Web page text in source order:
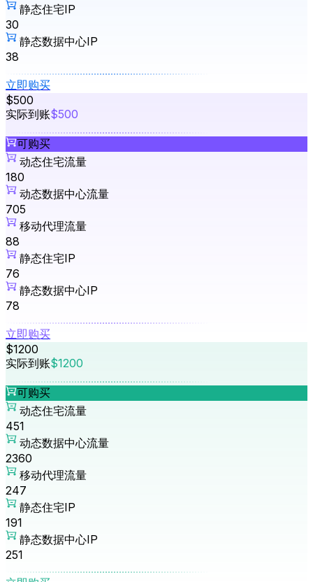
静态住宅IP
30
静态数据中心IP
38
立即购买
$500
实际到账$500
可购买
动态住宅流量
180
动态数据中心流量
705
移动代理流量
88
静态住宅IP
76
静态数据中心IP
78
立即购买
$1200
实际到账$1200
可购买
动态住宅流量
451
动态数据中心流量
2360
移动代理流量
247
静态住宅IP
191
静态数据中心IP
251